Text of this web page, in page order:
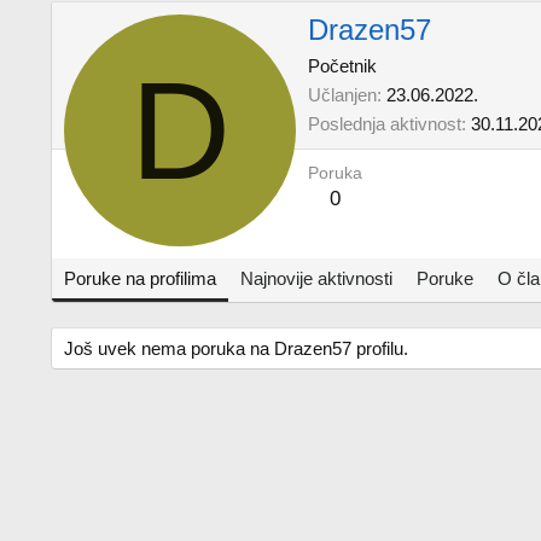
D
Drazen57
Početnik
Učlanjen 23.06.2022.
Poslednja aktivnost
Poruka
0
Poruke na profilima Najnovije aktivnosti Poruke O
Još uvek nema poruka na Drazen57 profilu.